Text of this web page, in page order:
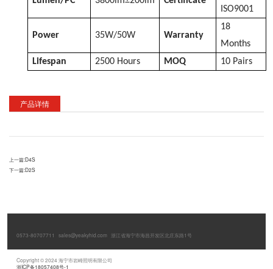
ISO9001
Power 35W/50W Warranty
18
Months
Lifespan
2500 Hours MOQ 10 Pairs
产品详情
上一篇:D4S
下一篇:D2S
0573-80707711 sales@yeakyhid.com 浙江省海宁市海昌开发区北庄东路1号
Copyright © 2024 海宁市岩崎照明有限公司
浙ICP备18057408号-1